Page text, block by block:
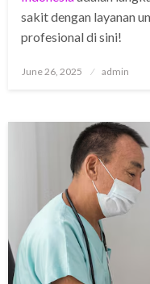
sakit dengan layanan
profesional di sini!
Posted
June 26, 2025 admin